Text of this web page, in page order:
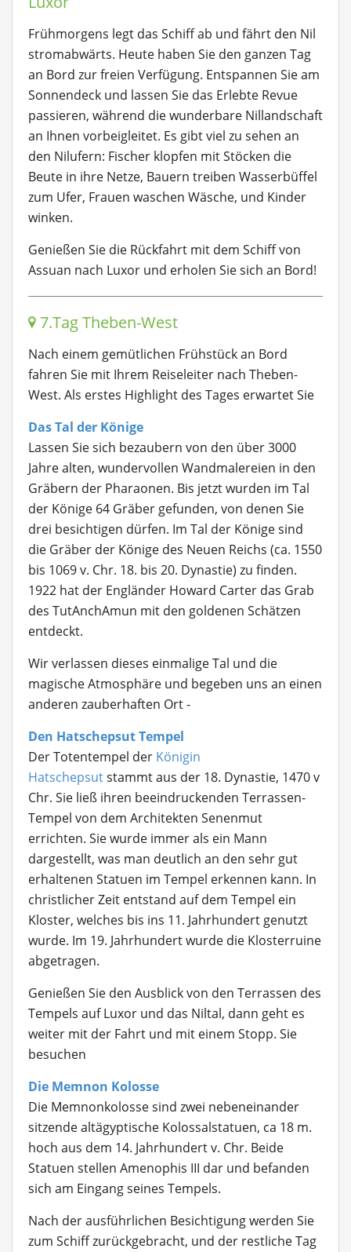
Frühmorgens legt das Schiff ab und fährt den Nil
stromabwärts. Heute haben Sie den ganzen Tag
an Bord zur freien Verfügung. Entspannen Sie am
Sonnendeck und lassen Sie das Erlebte Revue
passieren, während die wunderbare Nillandschaft
an Ihnen vorbeigleitet. Es gibt viel zu sehen an
den Nilufern: Fischer klopfen mit Stöcken die
Beute in ihre Netze, Bauern treiben Wasserbüffel
zum Ufer, Frauen waschen Wäsche, und Kinder
winken.
Genießen Sie die Rückfahrt mit dem Schiff von
Assuan nach Luxor und erholen Sie sich an Bord!
7.Tag Theben-West
Nach einem gemütlichen Frühstück an Bord
fahren Sie mit Ihrem Reiseleiter nach Theben-
West. Als erstes Highlight des Tages erwartet Sie
Das Tal der Könige
Lassen Sie sich bezaubern von den über 3000
Jahre alten, wundervollen Wandmalereien in den
Gräbern der Pharaonen. Bis jetzt wurden im Tal
der Könige 64 Gräber gefunden, von denen Sie
drei besichtigen dürfen. Im Tal der Könige sind
die Gräber der Könige des Neuen Reichs (ca. 1550
bis 1069 v. Chr. 18. bis 20. Dynastie) zu finden.
1922 hat der Engländer Howard Carter das Grab
des TutAnchAmun mit den goldenen Schätzen
entdeckt.
Wir verlassen dieses einmalige Tal und die
magische Atmosphäre und begeben uns an einen
anderen zauberhaften Ort -
Den Hatschepsut Tempel
Der Totentempel der Königin
Hatschepsutstammt aus der 18. Dynastie, 1470 v
Chr. Sie ließ ihren beeindruckenden Terrassen-
Tempel von dem Architekten Senenmut
errichten. Sie wurde immer als ein Mann
dargestellt, was man deutlich an den sehr gut
erhaltenen Statuen im Tempel erkennen kann. In
christlicher Zeit entstand auf dem Tempel ein
Kloster, welches bis ins 11. Jahrhundert genutzt
wurde. Im 19. Jahrhundert wurde die Klosterruine
abgetragen.
Genießen Sie den Ausblick von den Terrassen des
Tempels auf Luxor und das Niltal, dann geht es
weiter mit der Fahrt und mit einem Stopp. Sie
besuchen
Die Memnon Kolosse
Die Memnonkolossesind zwei nebeneinander
sitzende altägyptische Kolossalstatuen, ca 18 m.
hoch aus dem 14. Jahrhundert v. Chr. Beide
Statuen stellen Amenophis III dar und befanden
sich am Eingang seines Tempels.
Nach der ausführlichen Besichtigung werden Sie
zum Schiff zurückgebracht, und der restliche Tag